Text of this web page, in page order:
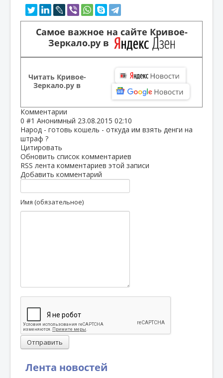
Лента новостей
Самое важное на сайте Кривое-
Зеркало.ру в
Читать Кривое-
Зеркало.ру в
Комментарии
0 #1 Анонимный 23.08.2015 02:10
Народ - готовь кошель - откуда им взять денги на
штраф ?
Цитировать
Обновить список комментариев
RSS лента комментариев этой записи
Добавить комментарий
Имя (обязательное)
Отправить